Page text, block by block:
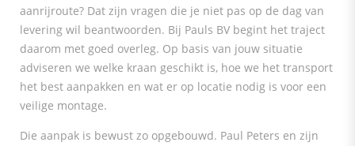
aanrijroute? Dat zijn vragen die je niet pas op de dag van
levering wil beantwoorden. Bij Pauls BV begint het traject
daarom met goed overleg. Op basis van jouw situatie
adviseren we welke kraan geschikt is, hoe we het transport
het best aanpakken en wat er op locatie nodig is voor een
veilige montage.
Die aanpak is bewust zo opgebouwd. Paul Peters en zijn